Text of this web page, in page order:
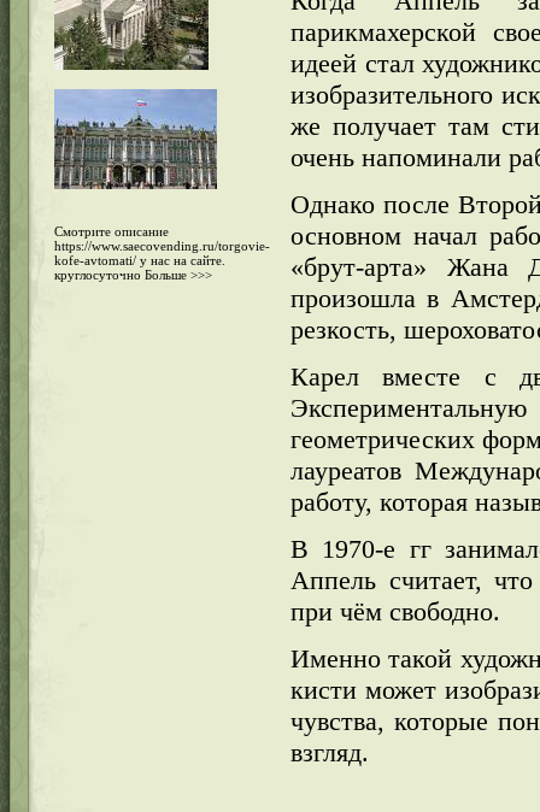
Смотрите описание
https://www.saecovending.ru/torgovie-
kofe-avtomati/ у нас на сайте.
круглосуточно Больше >>>
парикмахерской
идеей стал
изобразительного
же получает там
очень напоминали
Однако после
основном начал
«брут-арта» Жана
произошла в
резкость,
Карел вместе с
геометрических
лауреатов
работу, которая
В 1970-е гг
Аппель считает,
при чём свободно.
Именно такой
кисти может
чувства, которые
взгляд.